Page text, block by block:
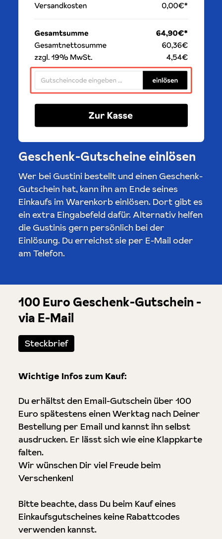
Geschenk-Gutscheine einlösen
Wer bei Gustini bestellt und einen Geschenk-
Gutschein hat, kann ihn am Ende seines
Einkaufs im Warenkorb einlösen. Dort gibt es
ein extra Eingabefeld dafür. Alternativ helfen
die Gustinis gern persönlich bei der
Einlösung. Du erreichst sie per E-Mail oder
am Telefon.
100 Euro Geschenk-Gutschein -
via E-Mail
Steckbrief
Wichtige Infos zum Kauf:
Du erhältst den Email-Gutschein über 100
Euro spätestens einen Werktag nach Deiner
Bestellung per Email und kannst ihn selbst
ausdrucken. Er lässt sich wie eine Klappkarte
falten.
Wir wünschen Dir viel Freude beim
Verschenken!
Bitte beachte, dass Du beim Kauf eines
Einkaufsgutscheines keine Rabattcodes
verwenden kannst.